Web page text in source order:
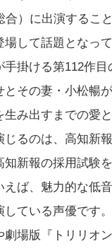
合）に出演するこ
して話題となって
手掛ける第112作
とその妻・小松暢
み出すまでの愛
じるのは、高知新
知新報の採用試験
えば、魅力的な低
している声優です
劇場版『トリリオ